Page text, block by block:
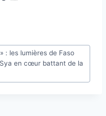
: les lumières de Faso
en cœur battant de la